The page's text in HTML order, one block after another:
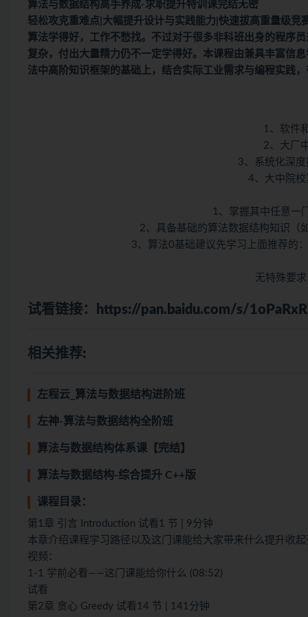
算法与数据结构 高手养成-求职提升特训课完结无密
轻松攻克重难点|大幅提升设计与实践能力|快速拔高重量级竞
算法学得好，工作不愁找。不过对于很多非科班出身的程序
复杂，付出大量精力仍不一定学得好。本课程由兼具丰富信
法中高阶知识框架的基础上，结合实际工业需求与编程实践
1、软件
2、大厂
3、系统化深
4、大中院
1、掌握其中任意一
2、具备基础的算法数据结构知识（
3、算法0基础建议先学习上面推荐的
无特殊要
试看链接： https://pan.baidu.com/s/
相关推荐:
左程云_算法与数据结构进阶班
左神-算法与数据结构全阶班
算法与数据结构体系课【完结】
算法与数据结构-综合提升 C++版
课程目录：
第1章 引言 Introduction 试看1 节 | 9分钟
本章介绍课程学习路径以及这门课能给大家带来什么提升收起
视频：
1-1 学前必看——这门课能给你什么 (08:52)
试看
第2章 贪心 Greedy 试看14 节 | 141分钟